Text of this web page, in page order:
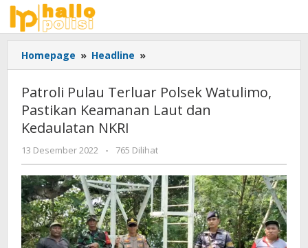
Lewati
konten
Homepage » Headline »
Pulau
Polsek
Watulimo,
Laut
dan
Kedaulatan
NKRI
Patroli Pulau Terluar Polsek Watulimo,
Pastikan Keamanan Laut dan
Kedaulatan NKRI
13 Desember 2022
oleh
adminsatu
- 765 Dilihat